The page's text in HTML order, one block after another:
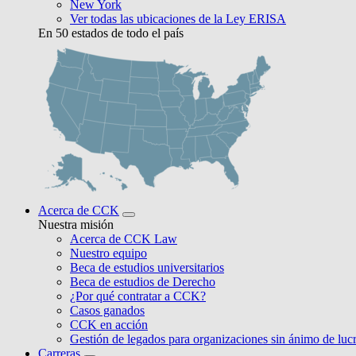
New York
Ver todas las ubicaciones de la Ley ERISA
En 50 estados de todo el país
Acerca de CCK
Nuestra misión
Acerca de CCK Law
Nuestro equipo
Beca de estudios universitarios
Beca de estudios de Derecho
¿Por qué contratar a CCK?
Casos ganados
CCK en acción
Gestión de legados para organizaciones sin ánimo de
Carreras